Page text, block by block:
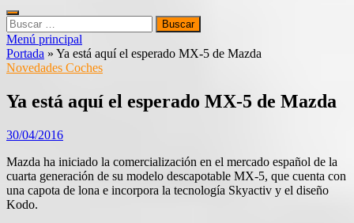
Buscar:
Menú principal
Portada » Ya está aquí el esperado MX-5 de Mazda
Novedades Coches
Ya está aquí el esperado MX-5 de Mazda
30/04/2016
Mazda ha iniciado la comercialización en el mercado español de la
cuarta generación de su modelo descapotable MX-5, que cuenta con
una capota de lona e incorpora la tecnología Skyactiv y el diseño
Kodo.